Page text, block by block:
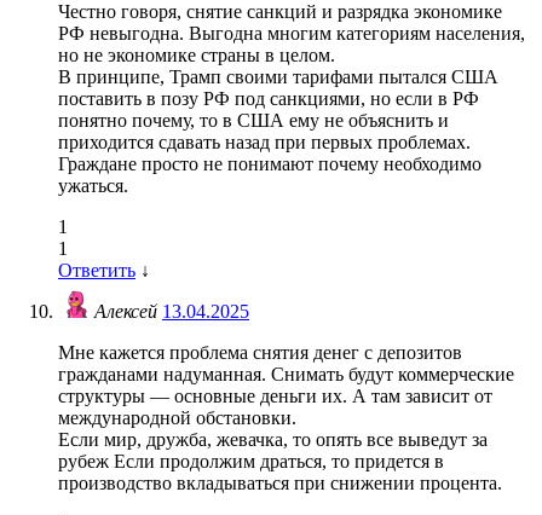
Честно говоря, снятие санкций и разрядка экономике
РФ невыгодна. Выгодна многим категориям населения,
но не экономике страны в целом.
В принципе, Трамп своими тарифами пытался США
поставить в позу РФ под санкциями, но если в РФ
понятно почему, то в США ему не объяснить и
приходится сдавать назад при первых проблемах.
Граждане просто не понимают почему необходимо
ужаться.
1
1
Ответить ↓
Алексей 13.04.2025
Мне кажется проблема снятия денег с депозитов
гражданами надуманная. Снимать будут коммерческие
структуры — основные деньги их. А там зависит от
международной обстановки.
Если мир, дружба, жевачка, то опять все выведут за
рубеж Если продолжим драться, то придется в
производство вкладываться при снижении процента.